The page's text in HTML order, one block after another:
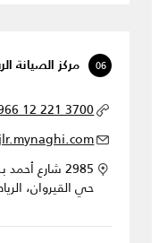
06 مركز الصيانة
12 221 3700
حي القيروان، الرياض 13542، المملكة العربية